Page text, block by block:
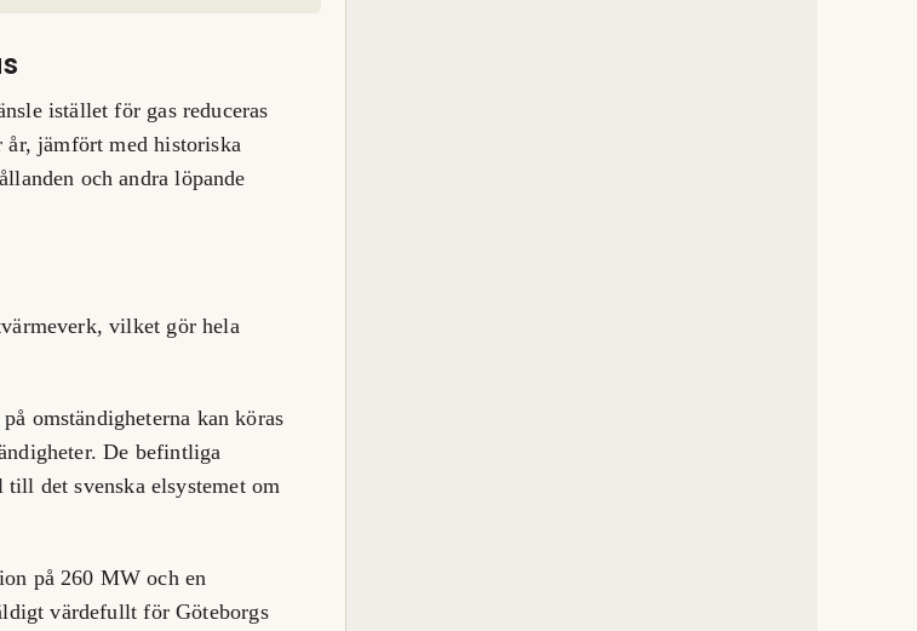
istället för gas reduceras
år, jämfört med historiska
och andra löpande
vilket gör hela
omständigheterna kan köras
De befintliga
det svenska elsystemet om
på 260 MW och en
värdefullt för Göteborgs